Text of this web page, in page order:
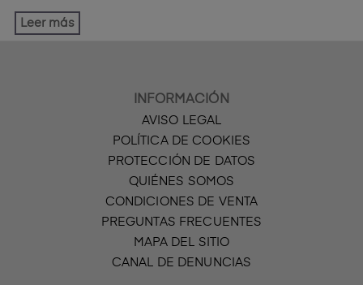
Leer más
INFORMACIÓN
AVISO LEGAL
POLÍTICA DE COOKIES
PROTECCIÓN DE DATOS
QUIÉNES SOMOS
CONDICIONES DE VENTA
PREGUNTAS FRECUENTES
MAPA DEL SITIO
CANAL DE DENUNCIAS